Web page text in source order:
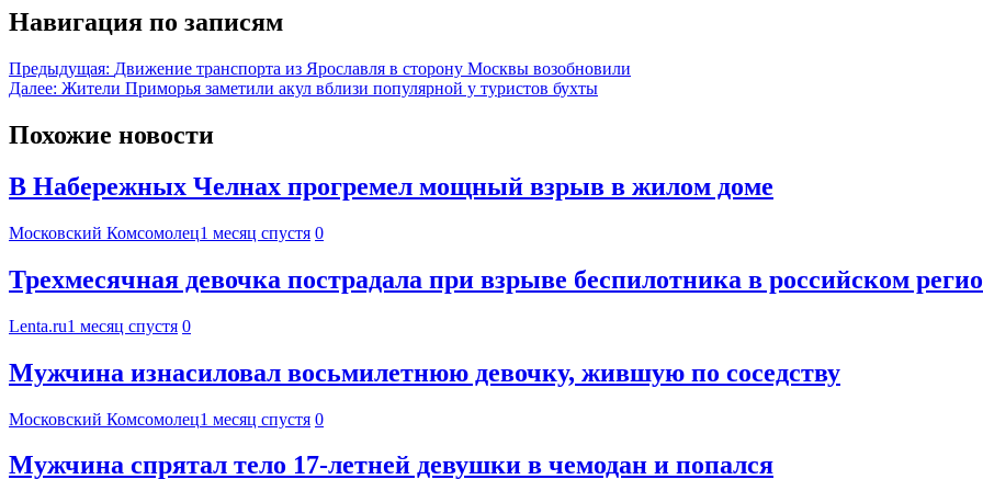
Навигация по записям
Предыдущая: Движение транспорта из Ярославля в сторону Москвы возобновили
Далее: Жители Приморья заметили акул вблизи популярной у туристов бухты
Похожие новости
В Набережных Челнах прогремел мощный взрыв в жилом доме
Московский Комсомолец1 месяц спустя 0
Трехмесячная девочка пострадала при взрыве беспилотника в российском
Lenta.ru1 месяц спустя 0
Мужчина изнасиловал восьмилетнюю девочку, жившую по соседству
Московский Комсомолец1 месяц спустя 0
Мужчина спрятал тело 17-летней девушки в чемодан и попался